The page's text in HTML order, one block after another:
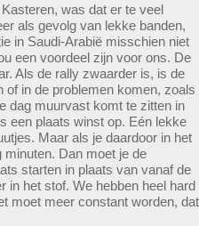
was dat er te veel
als gevolg van lekke banden,
in Saudi-Arabië misschien niet
een voordeel zijn voor ons. De
Als de rally zwaarder is, is de
in de problemen komen, zoals
dag muurvast komt te zitten in
een plaats winst op. Eén lekke
Maar als je daardoor in het
Dan moet je de
starten in plaats van vanaf de
in het stof. We hebben heel hard
moet meer constant worden, dat